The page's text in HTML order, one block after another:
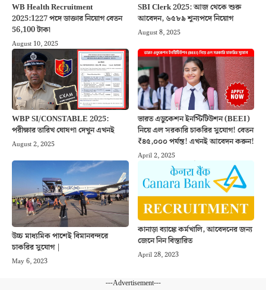
WB Health Recruitment
2025:1227 পদে ডাক্তার নিয়োগ বেতন
56,100 টাকা
August 10, 2025
SBI Clerk 2025: আজ থেকে শুরু
আবেদন, ৬৫৮৯ শূন্যপদে নিয়োগ
August 8, 2025
WBP SI/CONSTABLE 2025:
পরীক্ষার তারিখ ঘোষণা দেখুন এখনই
August 2, 2025
ভারত এডুকেশন ইনস্টিটিউশন (BEEI)
নিয়ে এল সরকারি চাকরির সুযোগ! বেতন
₹৪৫,০০০ পর্যন্ত! এখনই আবেদন করুন!
April 2, 2025
উচ্চ মাধ্যমিক পাশেই বিমানবন্দরে
চাকরির সুযোগ |
May 6, 2023
কানাড়া ব্যাঙ্কে কর্মখালি, আবেদনের জন্য
জেনে নিন বিস্তারিত
April 28, 2023
---Advertisement---